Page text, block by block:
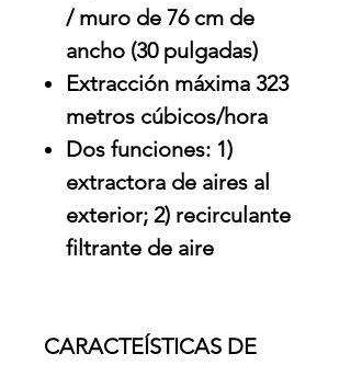
/ muro de 76 cm de
ancho (30 pulgadas)
Extracción máxima 323
metros cúbicos/hora
Dos funciones: 1)
extractora de aires al
exterior; 2) recirculante
filtrante de aire
CARACTEÍSTICAS DE